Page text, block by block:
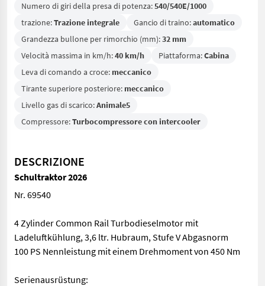
Numero di giri della presa di potenza:540/540E/1000
trazione:Trazione integrale Gancio di traino:automatico
Grandezza bullone per rimorchio (mm):32 mm
Velocità massima in km/h:40 km/h Piattaforma:Cabina
Leva di comando a croce: meccanico
Tirante superiore posteriore: meccanico
Livello gas di scarico:Animale5
Compressore:Turbocompressore con intercooler
DESCRIZIONE
Schultraktor 2026
Nr. 69540
4 Zylinder Common Rail Turbodieselmotor mit
Ladeluftkühlung, 3,6 ltr. Hubraum, Stufe V Abgasnorm
100 PS Nennleistung mit einem Drehmoment von 450 Nm
Serienausrüstung: